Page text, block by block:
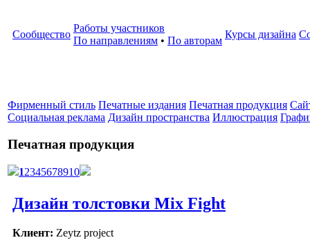
Сообщество
Работы участников
По направлениям • По авторам
Курсы дизайна
Фирменный стиль Печатные издания Печатная продукция
Социальная реклама Дизайн пространства Иллюстрация
Печатная продукция
12345678910
Дизайн толстовки Mix Fight
Клиент: Zeytz project